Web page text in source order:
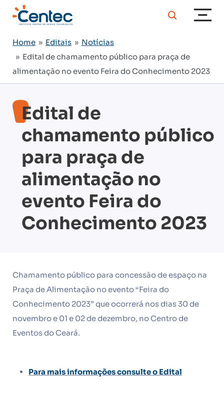
Home » Editais » Notícias
» Edital de chamamento público para praça de
alimentação no evento Feira do Conhecimento 2023
Edital de
chamamento público
para praça de
alimentação no
evento Feira do
Conhecimento 2023
Chamamento público para concessão de espaço na
Praça de Alimentação no evento “Feira do
Conhecimento 2023” que ocorrerá nos dias 30 de
novembro e 01 e 02 de dezembro, no Centro de
Eventos do Ceará.
Para mais informações consulte o Edital